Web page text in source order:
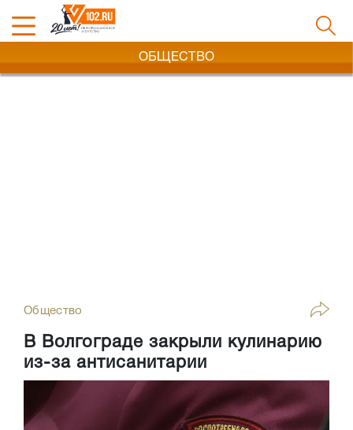
ОБЩЕСТВО
Общество
В Волгограде закрыли кулинарию
из-за антисанитарии